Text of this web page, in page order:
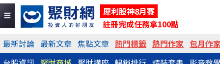
犀利股神8月賽
註冊完成任務拿100點
最新討論 最新文章 焦點文章 熱門標籤 熱門作家 包月作